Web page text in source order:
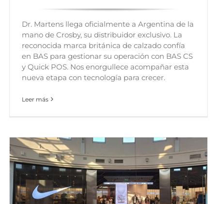
Dr. Martens llega oficialmente a Argentina de la
mano de Crosby, su distribuidor exclusivo. La
reconocida marca británica de calzado confía
en BAS para gestionar su operación con BAS CS
y Quick POS. Nos enorgullece acompañar esta
nueva etapa con tecnología para crecer.
Leer más